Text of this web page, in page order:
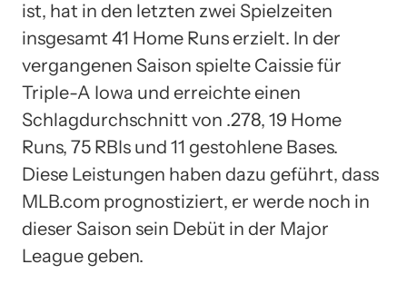
ist, hat in den letzten zwei Spielzeiten
insgesamt 41 Home Runs erzielt. In der
vergangenen Saison spielte Caissie für
Triple-A Iowa und erreichte einen
Schlagdurchschnitt von .278, 19 Home
Runs, 75 RBIs und 11 gestohlene Bases.
Diese Leistungen haben dazu geführt, dass
MLB.com prognostiziert, er werde noch in
dieser Saison sein Debüt in der Major
League geben.